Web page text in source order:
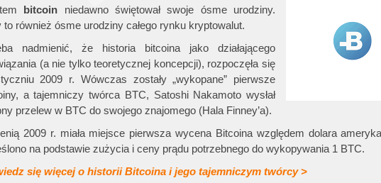
bitcoin niedawno świętował swoje ósme urodziny.
to również ósme urodziny całego rynku kryptowalut.
nadmienić, że historia bitcoina jako działającego
(a nie tylko teoretycznej koncepcji), rozpoczęła się
2009 r. Wówczas zostały „wykopane” pierwsze
a tajemniczy twórca BTC, Satoshi Nakamoto wysłał
przelew w BTC do swojego znajomego (Hala Finney’a).
2009 r. miała miejsce pierwsza wycena Bitcoina względem dolara
na podstawie zużycia i ceny prądu potrzebnego do wykopywania 1 BTC.
się więcej o historii Bitcoina i jego tajemniczym twórcy >